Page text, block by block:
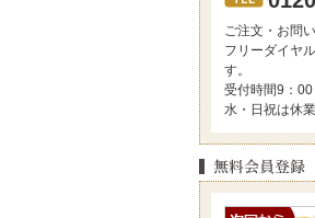
ご注文・お問
フリーダイヤ
す。
受付時間9：
水・日祝は休業